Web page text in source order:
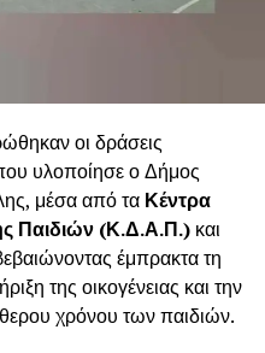
οι δράσεις
υλοποίησε ο Δήμος
μέσα από τα Κέντρα
Παιδιών (Κ.Δ.Α.Π.)και
έμπρακτα τη
της οικογένειας και την
χρόνου των παιδιών.